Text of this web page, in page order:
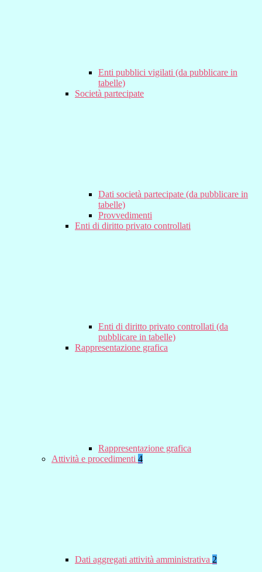
Enti pubblici vigilati (da pubblicare in
tabelle)
Società partecipate
Dati società partecipate (da pubblicare in
tabelle)
Provvedimenti
Enti di diritto privato controllati
Enti di diritto privato controllati (da
pubblicare in tabelle)
Rappresentazione grafica
Rappresentazione grafica
Attività e procedimenti 4
Dati aggregati attività amministrativa 2